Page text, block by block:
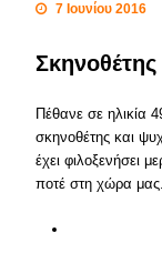
7 Ιουνίου 2016
Πέθανε σε ηλικία
σκηνοθέτης και
έχει φιλοξενήσει
ποτέ στη χώρα μας.